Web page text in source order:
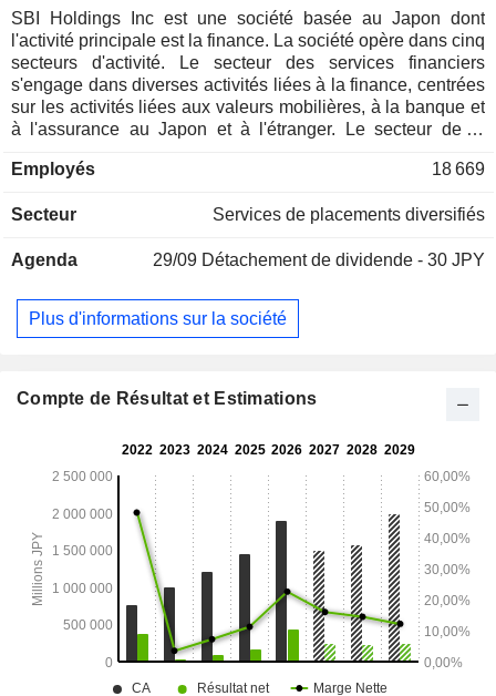
SBI Holdings Inc est une société basée au Japon dont
l'activité principale est la finance. La société opère dans cinq
secteurs d'activité. Le secteur des services financiers
s'engage dans diverses activités liées à la finance, centrées
sur les activités liées aux valeurs mobilières, à la banque et
à l'assurance au Japon et à l'étranger. Le secteur de la
d'investissements, y compris la création, l'offre et la gestion
investissement et la fourniture d'informations sur les produits
l'investissement dans les technologies de l'information (TI),
risque liées à la biotechnologie, au Japon et à l'étranger. Le
segment Crypto-actifs fournit des services d'échange et de
l'informatique médicale, les activités liées au Web3, les
Employés 18 669
Secteur Services de placements diversifiés
Agenda 29/09 Détachement de dividende - 30 JPY
Plus d'informations sur la société
Compte de Résultat et Estimations